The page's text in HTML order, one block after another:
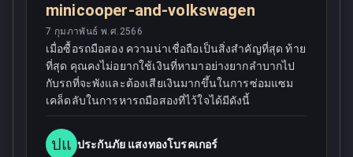
minicooper-and-volkswagen
7 กุมภาพันธ์ พ.ศ.2566
เมื่อซื้อรถมือสอง ความน่าเชื่อถือเป็นสิ่งสำคัญที่สุด ท้าย
ที่สุด คุณคงไม่อยากใช้เงินที่หามาอย่างยากลำบากไป
กับรถที่จะพังและต้องเสียเงินมากขึ้นในการซ่อมแซม
เคล็ดลับในการหารถมือสองที่ไว้ใจได้มีดังนี้
ปแ ประกันภัย แสงทองโบรคเกอร์